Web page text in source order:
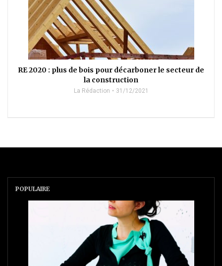
RE 2020 : plus de bois pour décarboner le secteur de
la construction
La Rédaction 31/12/2021
POPULAIRE